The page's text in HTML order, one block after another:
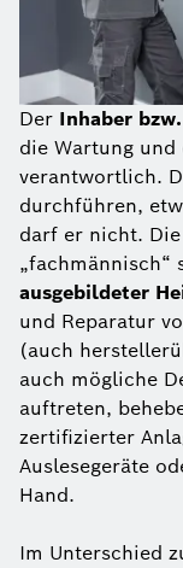
Der Inhaber
die Wartung
verantwortlich.
durchführen,
darf er nicht.
„fachmännisch“
ausgebildeter
und Reparatur
(auch
auch mögliche
auftreten,
zertifizierter
Auslesegeräte
Hand.
Im Unterschied